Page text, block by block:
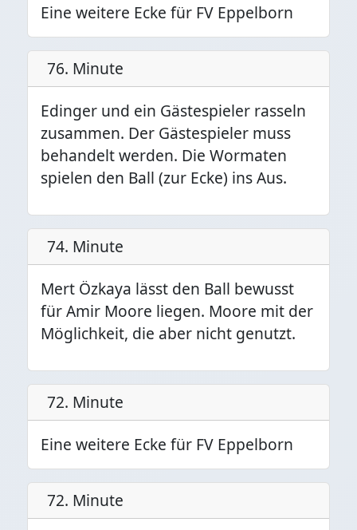
Eine weitere Ecke für FV Eppelborn
76. Minute
Edinger und ein Gästespieler rasseln
zusammen. Der Gästespieler muss
behandelt werden. Die Wormaten
spielen den Ball (zur Ecke) ins Aus.
74. Minute
Mert Özkaya lässt den Ball bewusst
für Amir Moore liegen. Moore mit der
Möglichkeit, die aber nicht genutzt.
72. Minute
Eine weitere Ecke für FV Eppelborn
72. Minute